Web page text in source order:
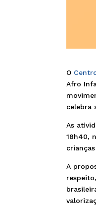
O
Afro
celebra
As
18h40,
A